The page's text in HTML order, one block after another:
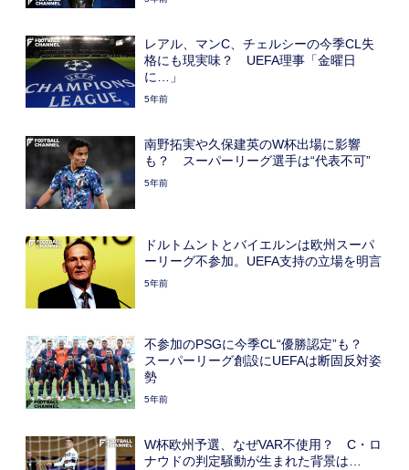
レアル、マンC、チェルシーの今季CL失
格にも現実味？ UEFA理事「金曜日
に…」
5年前
南野拓実や久保建英のW杯出場に影響
も？ スーパーリーグ選手は“代表不可”
5年前
ドルトムントとバイエルンは欧州スーパ
ーリーグ不参加。UEFA支持の立場を明言
5年前
不参加のPSGに今季CL“優勝認定”も？
スーパーリーグ創設にUEFAは断固反対姿
勢
5年前
W杯欧州予選、なぜVAR不使用？ C・ロ
ナウドの判定騒動が生まれた背景は…